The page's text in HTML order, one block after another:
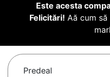
Este acesta
Felicitări! Aă cum
Predeal